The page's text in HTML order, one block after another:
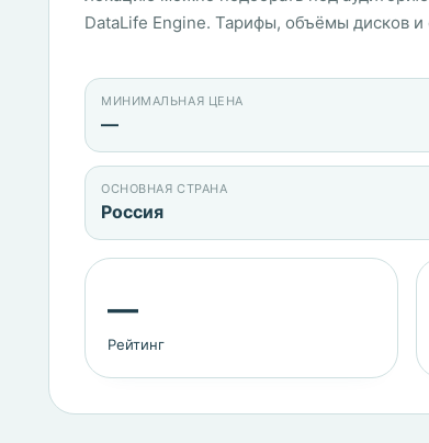
DataLife Engine. Тарифы, объёмы дисков
МИНИМАЛЬНАЯ ЦЕНА
—
ОСНОВНАЯ СТРАНА
Россия
—
Рейтинг